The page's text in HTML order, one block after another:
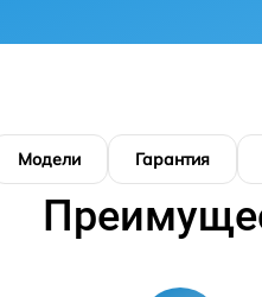
Модели Гарантия